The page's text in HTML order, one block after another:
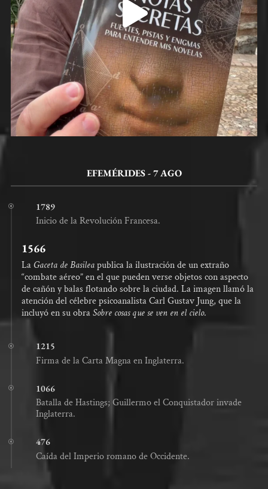
EFEMÉRIDES - 7 AGO
1789
Inicio de la Revolución Francesa.
1566
LaGaceta de Basileapublica la ilustración de un extraño
“combate aéreo” en el que pueden verse objetos con aspecto
de cañón y balas flotando sobre la ciudad. La imagen llamó la
atención del célebre psicoanalista Carl Gustav Jung, que la
incluyó en su obraSobre cosas que se ven en el cielo.
1215
Firma de la Carta Magna en Inglaterra.
1066
Batalla de Hastings; Guillermo el Conquistador invade
Inglaterra.
476
Caída del Imperio romano de Occidente.